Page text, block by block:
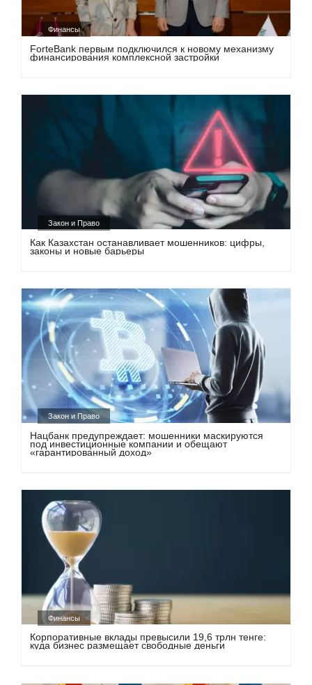
Финансы
ForteBank первым подключился к новому механизму
финансирования комплексной застройки
Закон и Право
Как Казахстан останавливает мошенников: цифры,
законы и новые барьеры
Закон и Право
Нацбанк предупреждает: мошенники маскируются
под инвестиционные компании и обещают
«гарантированный доход»
Финансы
Корпоративные вклады превысили 19,6 трлн тенге:
куда бизнес размещает свободные деньги